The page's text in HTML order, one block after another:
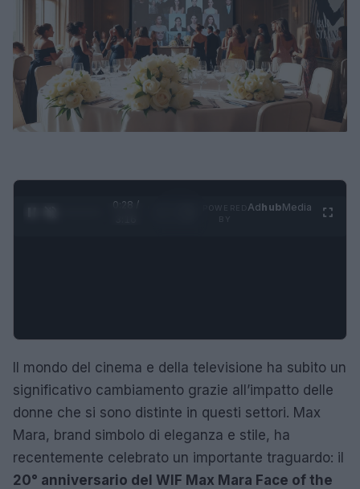
0:29 /
AdhubMedia
Il mondo del cinema e della televisione ha subito un
significativo cambiamento grazie all’impatto delle
donne che si sono distinte in questi settori. Max
Mara, brand simbolo di eleganza e stile, ha
recentemente celebrato un importante traguardo: il
20° anniversario del WIF Max Mara Face of the